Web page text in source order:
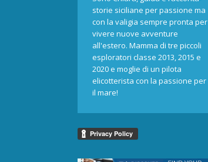
storie siciliane per passione ma
con la valigia sempre pronta per
vivere nuove avventure
all'estero. Mamma di tre piccoli
esploratori classe 2013, 2015 e
2020 e moglie di un pilota
elicotterista con la passione per
il mare!